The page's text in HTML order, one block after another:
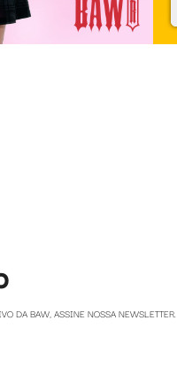
DA BAW, ASSINE NOSSA NEWSLETTER.